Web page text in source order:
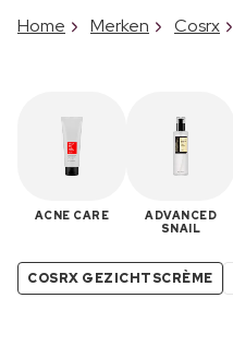
Home Merken Cosrx
ACNE CARE
ADVANCED
SNAIL
COSRX GEZICHTSCRÈME